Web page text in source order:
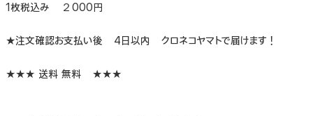
1枚税込み ２000円
★注文確認お支払い後 4日以内 クロネコヤマトで届けます！
★★★ 送料 無料 ★★★